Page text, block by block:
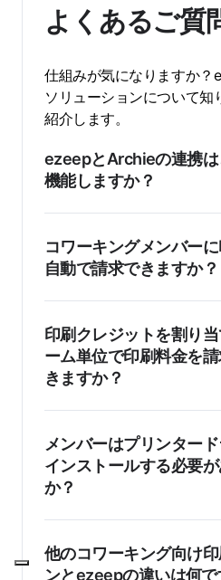
よくあるご質
仕組みが気になりますか？
ソリューションについて知
紹介します。
ezeepとArchieの連携は
機能しますか？
コワーキングメンバー
自動で請求できますか？
印刷クレジットを割り
ーム単位で印刷料金を
きますか？
メンバーはプリンター
インストールする必要
か？
他のコワーキング向け
ンとezeepの違いは何で